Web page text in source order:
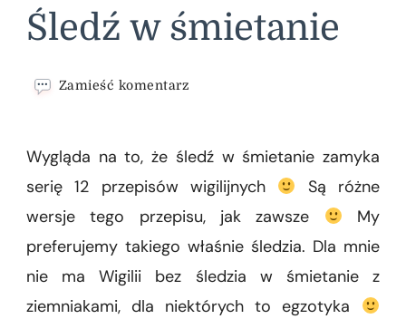
Śledź w śmietanie
Zamieść komentarz
śmietanie
Wygląda na to, że śledź w śmietanie zamyka
serię 12 przepisów wigilijnych
Są różne
wersje tego przepisu, jak zawsze
My
preferujemy takiego właśnie śledzia. Dla mnie
nie ma Wigilii bez śledzia w śmietanie z
ziemniakami, dla niektórych to egzotyka